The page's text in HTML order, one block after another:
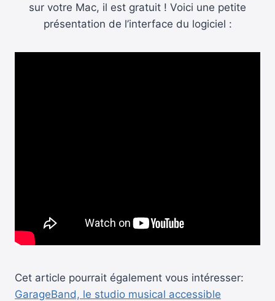
sur votre Mac, il est gratuit ! Voici une petite
présentation de l’interface du logiciel :
Cet article pourrait également vous intéresser:
GarageBand, le studio musical accessible